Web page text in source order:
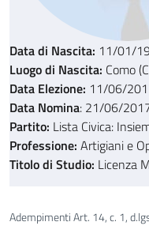
Data di Nascita: 11/01/
Luogo di Nascita: Como
Data Elezione: 11/06/
Data Nomina: 21/06/
Partito: Lista Civica:
Professione: Artigiani e
Titolo di Studio: Licenza
Adempimenti Art. 14, c. 1,